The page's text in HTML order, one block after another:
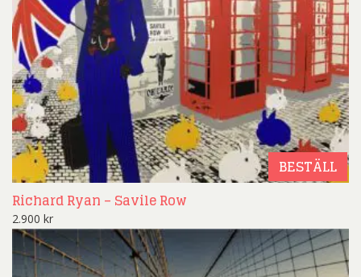
BESTÄLL
Richard Ryan – Savile Row
2.900 kr